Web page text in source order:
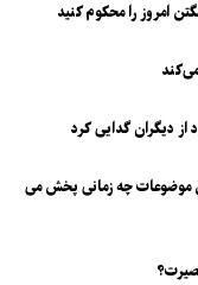
امروز را محکوم کنید
از دیگران گدایی کرد
موضوعات چه زمانی پخش می